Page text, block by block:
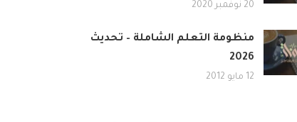
20 نوفمبر 2020
منظومة التعلم الشاملة – تحديث
2026
12 مايو 2012